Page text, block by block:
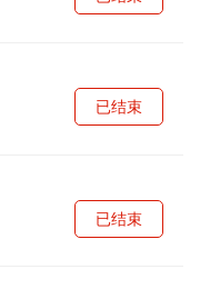
已结束
已结束